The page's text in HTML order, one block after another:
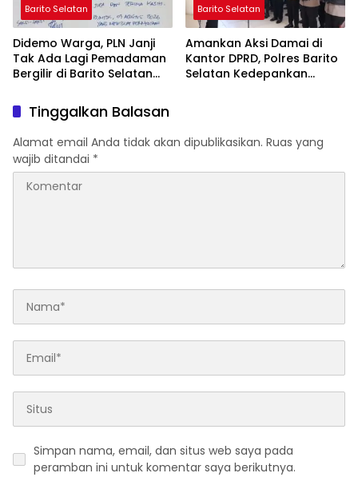
Barito Selatan
Didemo Warga, PLN Janji
Tak Ada Lagi Pemadaman
Bergilir di Barito Selatan
Barito Selatan
Amankan Aksi Damai di
Kantor DPRD, Polres Barito
Selatan Kedepankan
Tinggalkan Balasan
Alamat email Anda tidak akan dipublikasikan. Ruas yang
wajib ditandai *
Simpan nama, email, dan situs web saya pada
peramban ini untuk komentar saya berikutnya.